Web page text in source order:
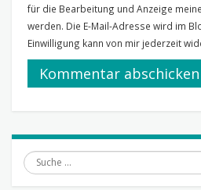
für die Bearbeitung und Anzeige
werden. Die E-Mail-Adresse wird im
Einwilligung kann von mir jederzeit
Suche